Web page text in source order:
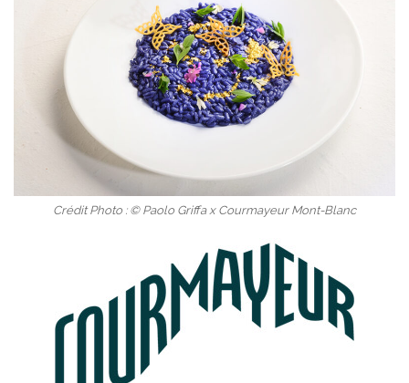
Crédit Photo : © Paolo Griffa x Courmayeur Mont-Blanc